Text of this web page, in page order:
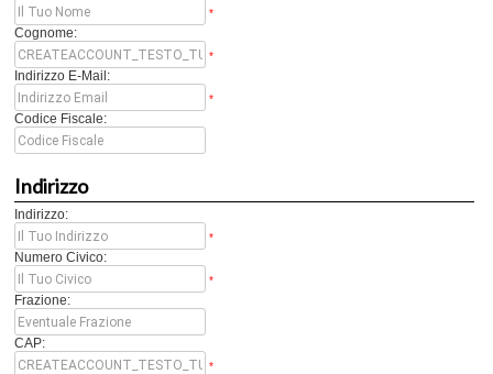
*
Cognome:
*
Indirizzo E-Mail:
*
Codice Fiscale:
Indirizzo
Indirizzo:
*
Numero Civico:
*
Frazione:
CAP:
*